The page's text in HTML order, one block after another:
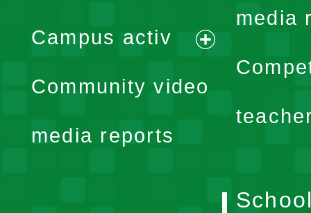
media
expand
menu
Campus activ
expand
Community video
media reports